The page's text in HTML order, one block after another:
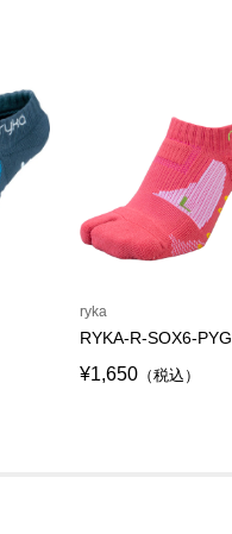
ryka
RYKA-R-SOX6-PYG
¥1,650 （税込）